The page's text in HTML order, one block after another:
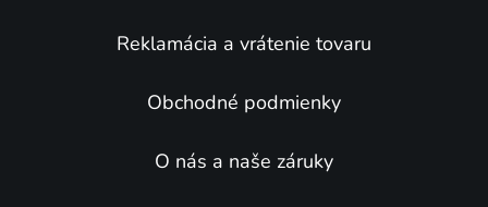
Reklamácia a vrátenie tovaru
Obchodné podmienky
O nás a naše záruky